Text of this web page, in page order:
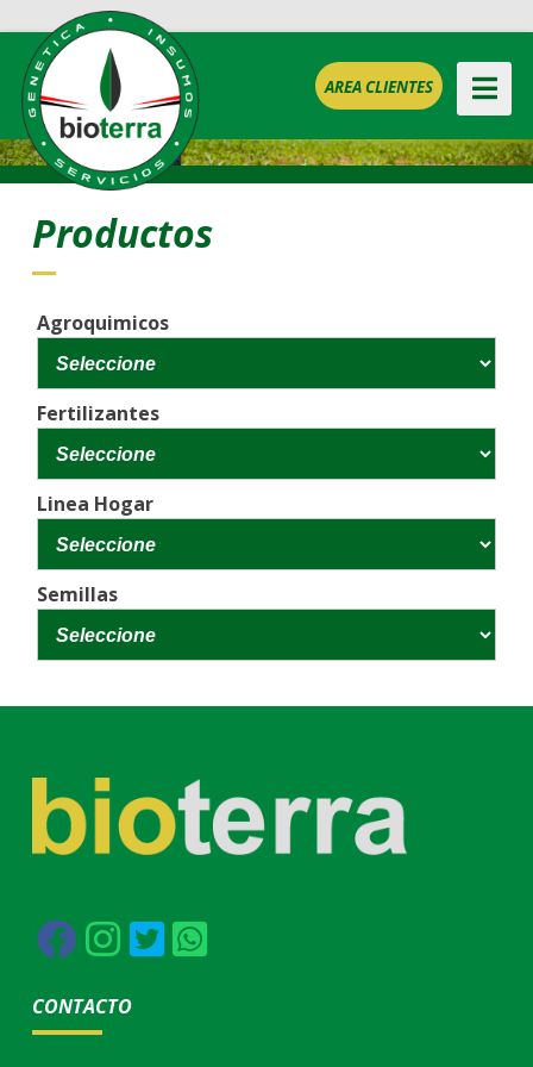
AREA CLIENTES
Productos
Agroquimicos
Fertilizantes
Linea Hogar
Semillas
CONTACTO